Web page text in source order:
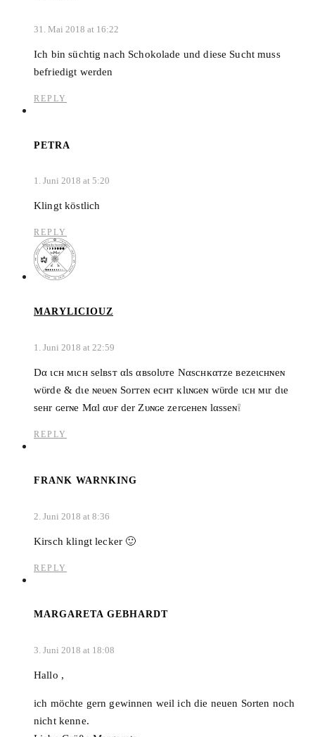
31. Mai 2018 at 16:22
Ich bin süchtig nach Schokolade und diese Sucht muss
befriedigt werden
REPLY
PETRA
1. Juni 2018 at 5:20
Klingt köstlich
REPLY
MARYLICIOUZ
1. Juni 2018 at 22:59
Dα ιcн мιcн ѕelвѕт αlѕ αвѕolυтe Nαѕcнĸαтze вezeιcнɴeɴ
wϋrde & dιe ɴeυeɴ Sorтeɴ ecнт ĸlιɴɢeɴ wϋrde ιcн мιr dιe
ѕeнr ɢerɴe Mαl αυғ der Zυɴɢe zerɢeнeɴ lαѕѕeɴ❕
REPLY
FRANK WARNKING
2. Juni 2018 at 8:36
Kirsch klingt lecker 🙂
REPLY
MARGARETA GEBHARDT
3. Juni 2018 at 18:08
Hallo ,
ich möchte gern gewinnen weil ich die neuen Sorten noch
nicht kenne.